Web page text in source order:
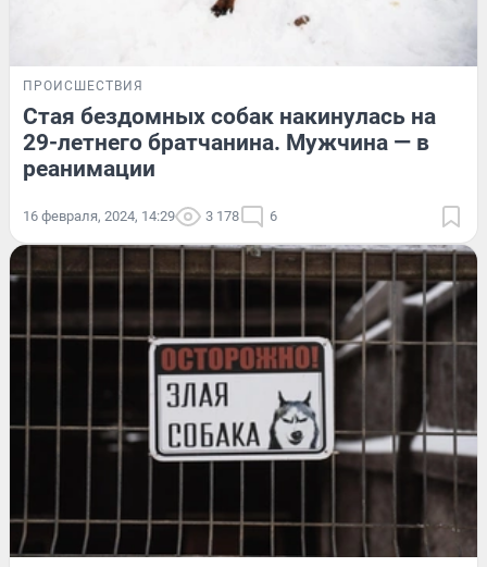
ПРОИСШЕСТВИЯ
Стая бездомных собак накинулась на
29-летнего братчанина. Мужчина — в
реанимации
16 февраля, 2024, 14:29 3 178 6